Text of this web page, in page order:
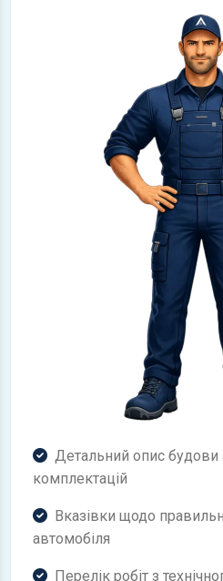
Детальний опис будови
комплектацій
Вказівки щодо
автомобіля
Перелік робіт з